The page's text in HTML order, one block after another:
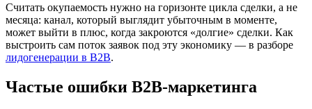
Считать окупаемость нужно на горизонте цикла сделки, а не
месяца: канал, который выглядит убыточным в моменте,
может выйти в плюс, когда закроются «долгие» сделки. Как
выстроить сам поток заявок под эту экономику — в разборе
лидогенерации в B2B.
Частые ошибки B2B-маркетинга